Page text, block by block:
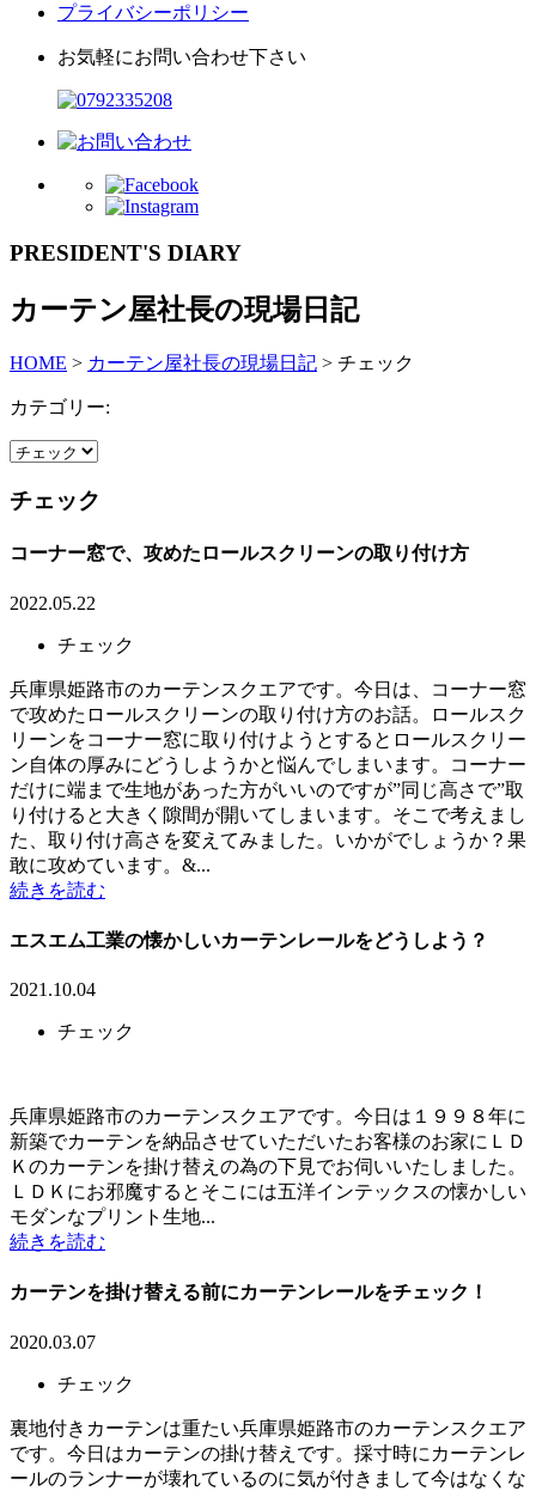
プライバシーポリシー
お気軽にお問い合わせ下さい
PRESIDENT'S DIARY
カーテン屋社長の現場日記
HOME > カーテン屋社長の現場日記 > チェック
カテゴリー:
チェック
コーナー窓で、攻めたロールスクリーンの取り付け方
2022.05.22
チェック
兵庫県姫路市のカーテンスクエアです。今日は、コーナー窓
で攻めたロールスクリーンの取り付け方のお話。ロールスク
リーンをコーナー窓に取り付けようとするとロールスクリー
ン自体の厚みにどうしようかと悩んでしまいます。コーナー
だけに端まで生地があった方がいいのですが”同じ高さで”取
り付けると大きく隙間が開いてしまいます。そこで考えまし
た、取り付け高さを変えてみました。いかがでしょうか？果
敢に攻めています。&...
続きを読む
エスエム工業の懐かしいカーテンレールをどうしよう？
2021.10.04
チェック
兵庫県姫路市のカーテンスクエアです。今日は１９９８年に
新築でカーテンを納品させていただいたお客様のお家にＬＤ
Ｋのカーテンを掛け替えの為の下見でお伺いいたしました。
ＬＤＫにお邪魔するとそこには五洋インテックスの懐かしい
モダンなプリント生地...
続きを読む
カーテンを掛け替える前にカーテンレールをチェック！
2020.03.07
チェック
裏地付きカーテンは重たい兵庫県姫路市のカーテンスクエア
です。今日はカーテンの掛け替えです。採寸時にカーテンレ
ールのランナーが壊れているのに気が付きまして今はなくな